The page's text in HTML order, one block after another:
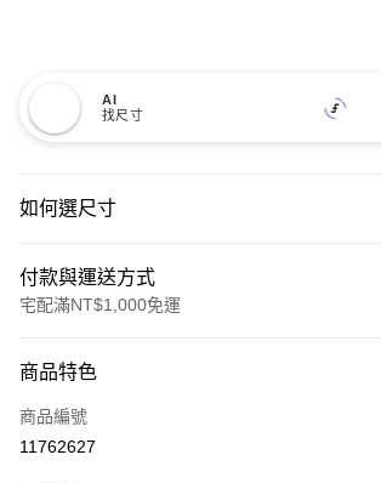
AI
找尺寸
如何選尺寸
付款與運送方式
宅配滿NT$1,000免運
信用卡一次付款
信用卡分期付款
商品特色
商品編號
11762627